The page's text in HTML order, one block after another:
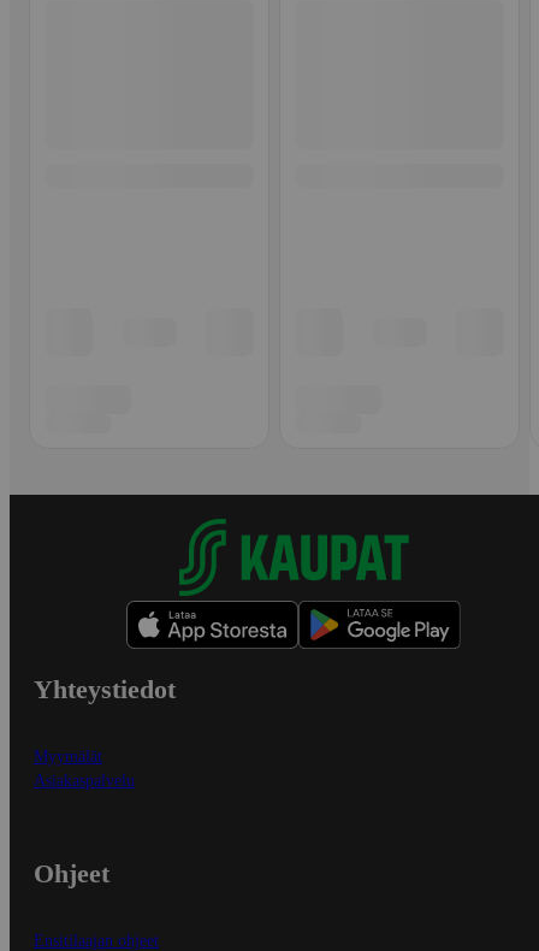
Yhteystiedot
Myymälät
Asiakaspalvelu
Ohjeet
Ensitilaajan ohjeet